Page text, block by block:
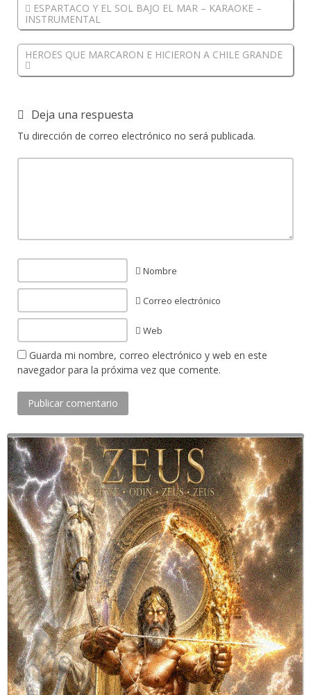
ESPARTACO Y EL SOL BAJO EL MAR – KARAOKE –
INSTRUMENTAL
HEROES QUE MARCARON E HICIERON A CHILE GRANDE
Deja una respuesta
Tu dirección de correo electrónico no será publicada.
Nombre
Correo electrónico
Web
Guarda mi nombre, correo electrónico y web en este
navegador para la próxima vez que comente.